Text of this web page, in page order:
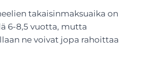
takaisinmaksuaika on
6-8,5 vuotta, mutta
ne voivat jopa rahoittaa